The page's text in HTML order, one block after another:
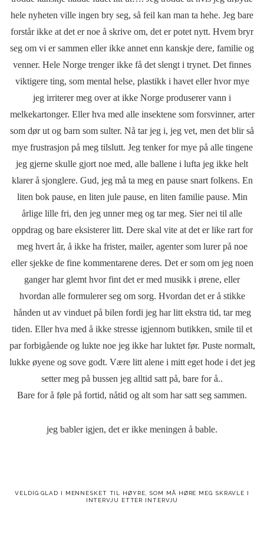
hele nyheten ville ingen bry seg, så feil kan man ta hehe. Jeg bare
forstår ikke at det er noe å skrive om, det er potet nytt. Hvem bryr
seg om vi er sammen eller ikke annet enn kanskje dere, familie og
venner. Hele Norge trenger ikke få det slengt i trynet. Det finnes
viktigere ting, som mental helse, plastikk i havet eller hvor mye
jeg irriterer meg over at ikke Norge produserer vann i
melkekartonger. Eller hva med alle insektene som forsvinner, arter
som dør ut og barn som sulter. Nå tar jeg i, jeg vet, men det blir så
mye frustrasjon på meg tilslutt. Jeg tenker for mye på alle tingene
jeg gjerne skulle gjort noe med, alle ballene i lufta jeg ikke helt
klarer å sjonglere. Gud, jeg må ta meg en pause snart folkens. En
liten bok pause, en liten jule pause, en liten familie pause. Min
årlige lille fri, den jeg unner meg og tar meg. Sier nei til alle
oppdrag og bare eksisterer litt. Dere skal vite at det er like rart for
meg hvert år, å ikke ha frister, mailer, agenter som lurer på noe
eller sjekke de fine kommentarene deres. Det er som om jeg noen
ganger har glemt hvor fint det er med musikk i ørene, eller
hvordan alle formulerer seg om sorg. Hvordan det er å stikke
hånden ut av vinduet på bilen fordi jeg har litt ekstra tid, tar meg
tiden. Eller hva med å ikke stresse igjennom butikken, smile til et
par forbigående og lukte noe jeg ikke har luktet før. Puste normalt,
lukke øyene og sove godt. Være litt alene i mitt eget hode i det jeg
setter meg på bussen jeg alltid satt på, bare for å..
Bare for å føle på fortid, nåtid og alt som har satt seg sammen.
jeg babler igjen, det er ikke meningen å bable.
VELDIG GLAD I MENNESKET TIL HØYRE, SOM MÅ HØRE MEG SKRAVLE I
INTERVJU ETTER INTERVJU